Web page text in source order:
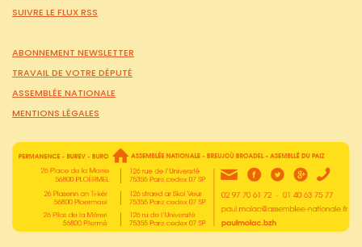
SUIVRE LE FLUX RSS
ABONNEMENT NEWSLETTER
TRAVAIL DE VOTRE DÉPUTÉ
ASSEMBLÉE NATIONALE
MENTIONS LÉGALES